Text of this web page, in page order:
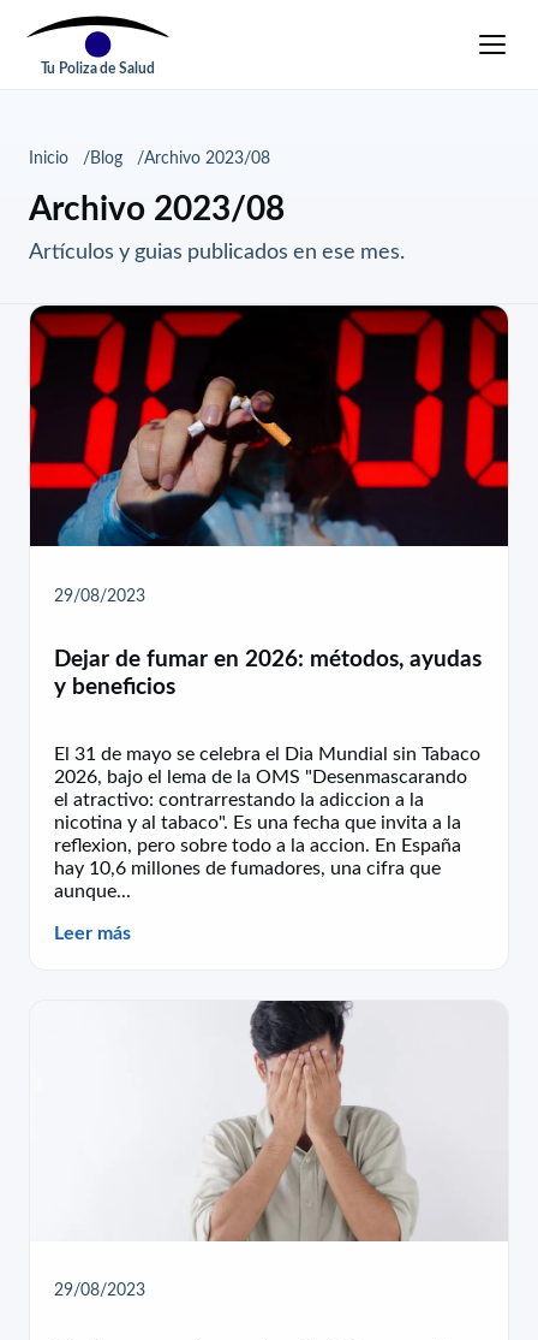
Tu Poliza de Salud
Inicio Blog Archivo 2023/08
Archivo 2023/08
Artículos y guias publicados en ese mes.
29/08/2023
Dejar de fumar en 2026: métodos, ayudas
y beneficios
El 31 de mayo se celebra el Dia Mundial sin Tabaco
2026, bajo el lema de la OMS "Desenmascarando
el atractivo: contrarrestando la adiccion a la
nicotina y al tabaco". Es una fecha que invita a la
reflexion, pero sobre todo a la accion. En España
hay 10,6 millones de fumadores, una cifra que
aunque...
Leer más
29/08/2023